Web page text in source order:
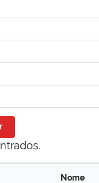
Nome